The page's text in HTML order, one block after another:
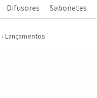
Difusores Sabonetes
› Lançamentos